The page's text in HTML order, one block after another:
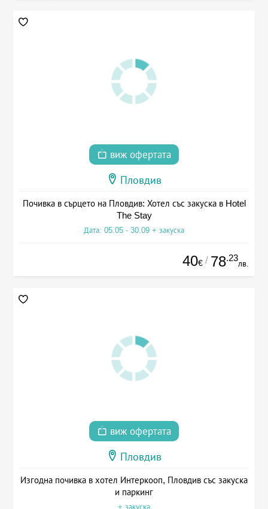
виж офертата
Пловдив
Почивка в сърцето на Пловдив: Хотел със закуска в Hotel
The Stay
Дата: 05.05 - 30.09 + закуска
40€ / 78.23
лв.
виж офертата
Пловдив
Изгодна почивка в хотел Интеркооп, Пловдив със закуска
и паркинг
+ закуска